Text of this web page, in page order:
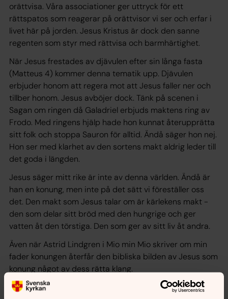
orättvisa. Våra associationer ger uttryck för ett
rättspatos som reagerar på orättvisor vi ser och erfar i
livet här på jorden. Jesus Kristus är dock den sanne
regenten som styr med rättvisa och barmhärtighet.
När Jesus frestades av djävulen efter sin långa fasta
(Matteus 4) kommer denna tematik upp. Djävulen
erbjuder honom att regera mot att Jesus faller ner och
tillber honom. Jesus avböjer dock. Tänk på scenen i
Sagan om ringen då Galadriel erbjuds maktens ring av
Frodo. Med ringens hjälp hade hon kunnat återupprätta
sitt folk och stoppa Sauron för alltid. Ändå säger hon nej.
Hon ser med klarhet av den sortens makt aldrig leder till
det goda i längden.
Jesus säger mitt rike är inte av denna världen. Ändå är
han en konung, men inte på det sätt vi föreställer oss
det. Den makt som Jesus talar om är kärlekens makt -
den som delar sitt bröd med den hungrige och ger
vatten åt den törstiga. Den som ger av sitt liv åt andra.
Även när Astrid Lindgren i Mio min Mio skriver om min
fader konungen återfår den bibliska bilden av Jesus som
konung något av dess rätta klang.
Konstnären Eva Spångberg avbildade ofta Jesus på